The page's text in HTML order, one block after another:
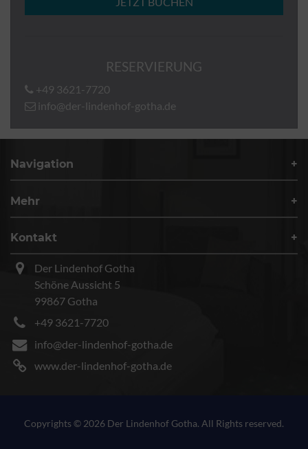
RESERVIERUNG
+49 3621-7720
info@der-lindenhof-gotha.de
Navigation
Mehr
Kontakt
Der Lindenhof Gotha
Schöne Aussicht 5
99867 Gotha
+49 3621-7720
info@der-lindenhof-gotha.de
www.der-lindenhof-gotha.de
Copyrights © 2026 Der Lindenhof Gotha. All Rights reserved.